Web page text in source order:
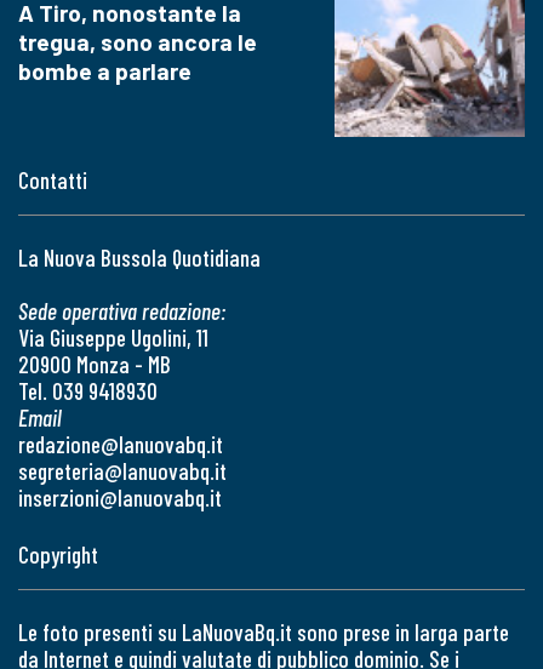
Contatti
La Nuova Bussola Quotidiana
Sede operativa redazione:
Via Giuseppe Ugolini, 11
20900 Monza - MB
Tel. 039 9418930
Email
redazione@lanuovabq.it
segreteria@lanuovabq.it
inserzioni@lanuovabq.it
A Tiro, nonostante la
tregua, sono ancora le
bombe a parlare
Copyright
Le foto presenti su LaNuovaBq.it sono prese in larga parte
da Internet e quindi valutate di pubblico dominio. Se i